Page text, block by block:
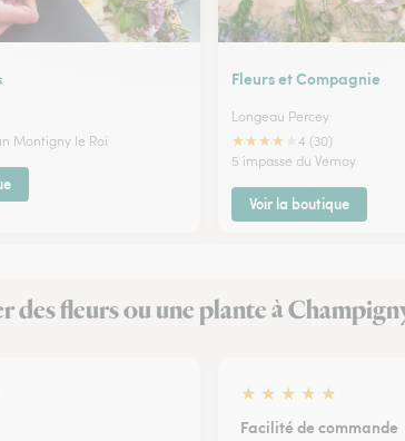
Montigny le Roi
Fleurs et Compagnie
Longeau Percey
★★★★
4 (30)
5 impasse du Vernoy
Voir la boutique
fleurs ou une plante à
★ ★ ★ ★ ★
Facilité de commande